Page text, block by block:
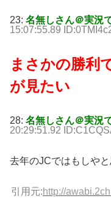
23: 名無しさん＠実況
15:07:55.89
まさかの勝利
が見たい
28: 名無しさん＠実況
20:29:51.92
去年のJCではもしや
引用元:http://